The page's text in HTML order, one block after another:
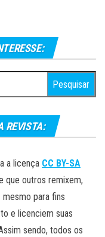
REVISTA:
a licença CC BY-SA
que outros remixem,
para fins
e licenciem suas
sendo, todos os